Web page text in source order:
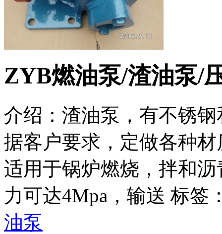
ZYB燃油泵/渣油泵/
介绍：渣油泵，有不锈
据客户要求，定做各种
适用于锅炉燃烧，拌和
力可达4Mpa，输送 标签
油泵